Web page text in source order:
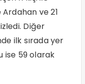
Ardahan ve 21
Diğer
ilk sırada yer
ise 59 olarak